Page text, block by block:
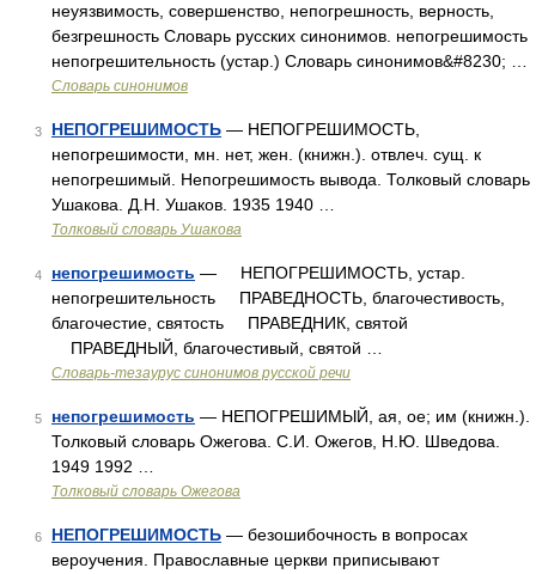
неуязвимость, совершенство, непогрешность, верность,
безгрешность Словарь русских синонимов. непогрешимость
непогрешительность (устар.) Словарь синонимов&#8230; …
Словарь синонимов
3 НЕПОГРЕШИМОСТЬ — НЕПОГРЕШИМОСТЬ,
непогрешимости, мн. нет, жен. (книжн.). отвлеч. сущ. к
непогрешимый. Непогрешимость вывода. Толковый словарь
Ушакова. Д.Н. Ушаков. 1935 1940 …
Толковый словарь Ушакова
4 непогрешимость — НЕПОГРЕШИМОСТЬ, устар.
непогрешительность ПРАВЕДНОСТЬ, благочестивость,
благочестие, святость ПРАВЕДНИК, святой
ПРАВЕДНЫЙ, благочестивый, святой …
Словарь-тезаурус синонимов русской речи
5 непогрешимость — НЕПОГРЕШИМЫЙ, ая, ое; им (книжн.).
Толковый словарь Ожегова. С.И. Ожегов, Н.Ю. Шведова.
1949 1992 …
Толковый словарь Ожегова
6 НЕПОГРЕШИМОСТЬ — безошибочность в вопросах
вероучения. Православные церкви приписывают